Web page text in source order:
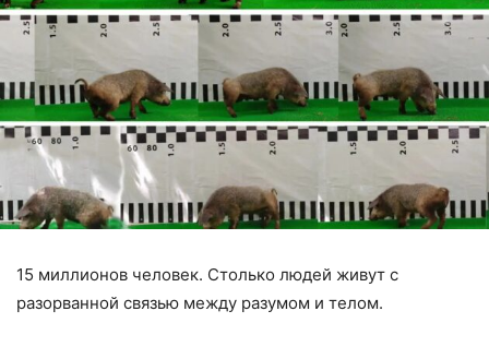
15 миллионов человек. Столько людей живут с
разорванной связью между разумом и телом.